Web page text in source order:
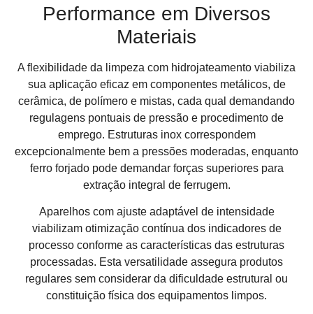
Performance em Diversos
Materiais
A flexibilidade da limpeza com hidrojateamento viabiliza
sua aplicação eficaz em componentes metálicos, de
cerâmica, de polímero e mistas, cada qual demandando
regulagens pontuais de pressão e procedimento de
emprego. Estruturas inox correspondem
excepcionalmente bem a pressões moderadas, enquanto
ferro forjado pode demandar forças superiores para
extração integral de ferrugem.
Aparelhos com ajuste adaptável de intensidade
viabilizam otimização contínua dos indicadores de
processo conforme as características das estruturas
processadas. Esta versatilidade assegura produtos
regulares sem considerar da dificuldade estrutural ou
constituição física dos equipamentos limpos.